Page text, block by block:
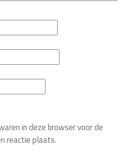
in deze browser voor de
reactie plaats.